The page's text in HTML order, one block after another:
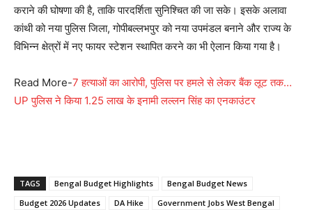
कराने की घोषणा की है, ताकि पारदर्शिता सुनिश्चित की जा सके। इसके अलावा
कांथी को नया पुलिस जिला, गोपीबल्लभपुर को नया उपमंडल बनाने और राज्य के
विभिन्न क्षेत्रों में नए फायर स्टेशन स्थापित करने का भी ऐलान किया गया है।
Read More-7 हत्याओं का आरोपी, पुलिस पर हमले से लेकर बैंक लूट तक…
UP पुलिस ने किया 1.25 लाख के इनामी लल्लन सिंह का एनकाउंटर
TAGS Bengal Budget Highlights
Bengal Budget News
Budget 2026 Updates
DA Hike
Government Jobs West Bengal